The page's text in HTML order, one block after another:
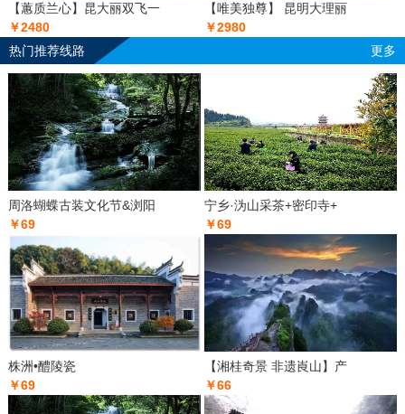
【蕙质兰心】昆大丽双飞一
￥2480
【唯美独尊】 昆明大理丽
￥2980
热门推荐线路
更多
周洛蝴蝶古装文化节&浏阳
￥69
宁乡·沩山采茶+密印寺+
￥69
株洲•醴陵瓷
￥69
【湘桂奇景 非遗崀山】产
￥66